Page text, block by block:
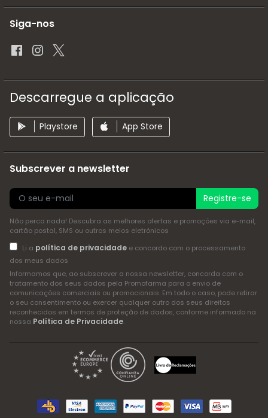
Siga-nos
Descarregue a aplicação
Playstore App Store
Subscrever a newsletter
Registre-se
Não perca nada! Descubra as melhores ofertas e promoções via e-mail,
cartão postal, SMS ou outros meios eletrónicos
Li a política de privacidadee concordo com o processamento
dos meus dados
Informamos que, ao subscrever a nossa newsletter, concorda com o
tratamento dos seus dados pela Promofarma para o envio de
comunicações comerciais ou promocionais. Em todo o caso, pode retirar
o seu consentimento ou exercer qualquer outro dos seus direitos
reconhecidos em termos de proteção de dados, conforme informado na
nossa Política de Privacidade.